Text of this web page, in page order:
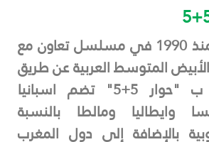
دخلت موريتانيا منذ 1990 في مسلسل تعاون مع
المتوسط العربية عن طريق
مجموعة تعرف ب "حوار 5+5" تضم اسبانيا
وايطاليا ومالطا بالنسبة
بالإضافة إلى دول المغرب